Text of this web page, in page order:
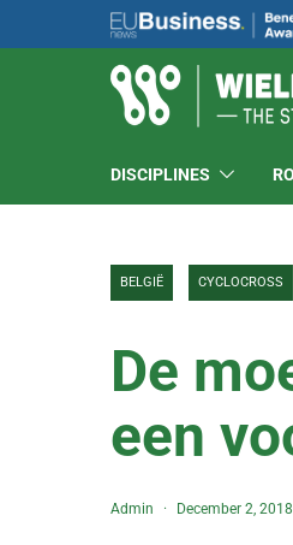
DISCIPLINES
BELGIË CYCLOCROSS
De
een
Admin December 2, 2018